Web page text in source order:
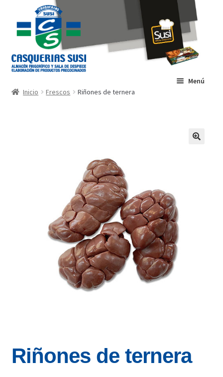
la
navegación
contenido
Menú
Inicio Frescos Riñones de ternera
Riñones de ternera